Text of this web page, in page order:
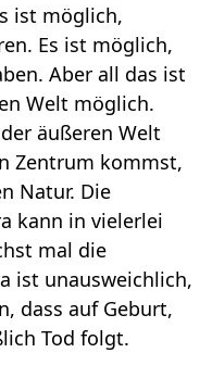
ist möglich,
Es ist möglich,
Aber all das ist
Welt möglich.
äußeren Welt
Zentrum kommst,
Natur. Die
kann in vielerlei
mal die
ist unausweichlich,
dass auf Geburt,
Tod folgt.